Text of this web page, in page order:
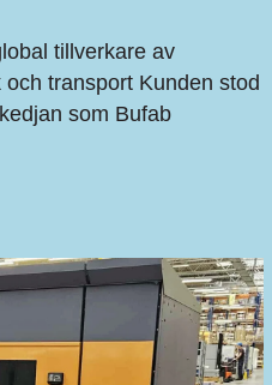
tillverkare av
transport Kunden stod
som Bufab